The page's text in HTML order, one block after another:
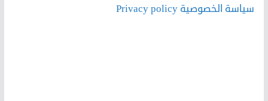
سياسة الخصوصية Privacy policy